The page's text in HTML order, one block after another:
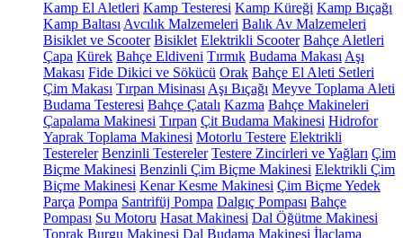
Kamp El Aletleri Kamp Testeresi Kamp Küreği Kamp Bıçağı
Kamp Baltası Avcılık Malzemeleri Balık Av Malzemeleri
Bisiklet ve Scooter Bisiklet Elektrikli Scooter Bahçe Aletleri
Çapa Kürek Bahçe Eldiveni Tırmık Budama Makası Aşı
Makası Fide Dikici ve Sökücü Orak Bahçe El Aleti Setleri
Çim Makası Tırpan Misinası Aşı Bıçağı Meyve Toplama Aleti
Budama Testeresi Bahçe Çatalı Kazma Bahçe Makineleri
Çapalama Makinesi Tırpan Çit Budama Makinesi Hidrofor
Yaprak Toplama Makinesi Motorlu Testere Elektrikli
Testereler Benzinli Testereler Testere Zincirleri ve Yağları Çim
Biçme Makinesi Benzinli Çim Biçme Makinesi Elektrikli Çim
Biçme Makinesi Kenar Kesme Makinesi Çim Biçme Yedek
Parça Pompa Santrifüj Pompa Dalgıç Pompası Bahçe
Pompası Su Motoru Hasat Makinesi Dal Öğütme Makinesi
Toprak Burgu Makinesi Dal Budama Makinesi İlaçlama